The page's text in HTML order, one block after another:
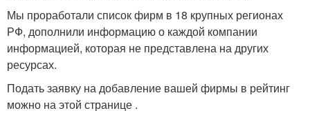
Мы проработали список фирм в 18 крупных регионах
РФ, дополнили информацию о каждой компании
информацией, которая не представлена на других
ресурсах.
Подать заявку на добавление вашей фирмы в рейтинг
можно на этой странице .